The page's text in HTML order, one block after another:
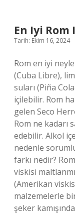
En Iyi
Tarih: Ekim 16, 2024
Rom en iyi
(Cuba Libre),
suları (Piña
içilebilir. Rom
gelen Seco
Rom ne kadarı
edebilir. Alkol
nedenle
farkı nedir?
viskisi
(Amerikan
malzemelerle
şeker